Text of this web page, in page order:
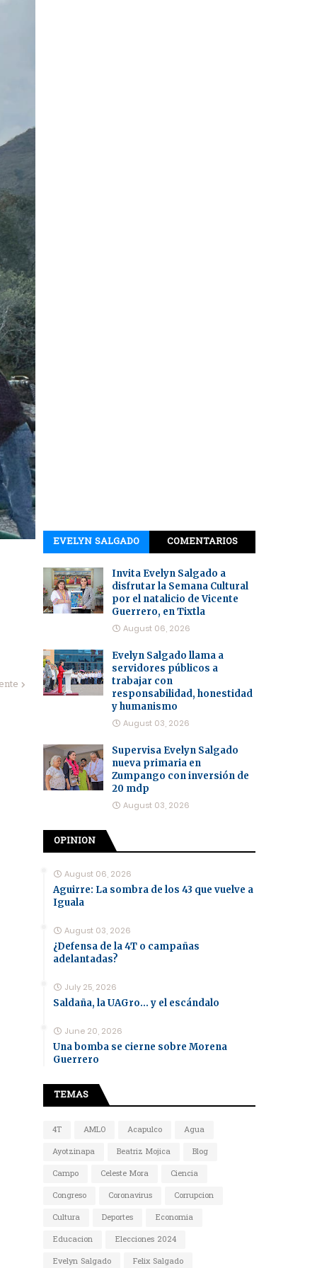
EVELYN SALGADO COMENTARIOS
Invita Evelyn Salgado a
disfrutar la Semana Cultural
por el natalicio de Vicente
Guerrero, en Tixtla
August 06, 2026
Evelyn Salgado llama a
servidores públicos a
trabajar con
responsabilidad, honestidad
y humanismo
August 03, 2026
Supervisa Evelyn Salgado
nueva primaria en
Zumpango con inversión de
20 mdp
August 03, 2026
OPINION
August 06, 2026
Aguirre: La sombra de los 43 que vuelve a
Iguala
August 03, 2026
¿Defensa de la 4T o campañas
adelantadas?
July 25, 2026
Saldaña, la UAGro... y el escándalo
June 20, 2026
Una bomba se cierne sobre Morena
Guerrero
TEMAS
4T AMLO Acapulco
Agua
Ayotzinapa
Beatriz Mojica
Blog
Campo
Celeste Mora
Ciencia
Congreso
Coronavirus
Corrupcion
Cultura
Deportes
Economia
Educacion
Elecciones 2024
Evelyn Salgado
Felix Salgado